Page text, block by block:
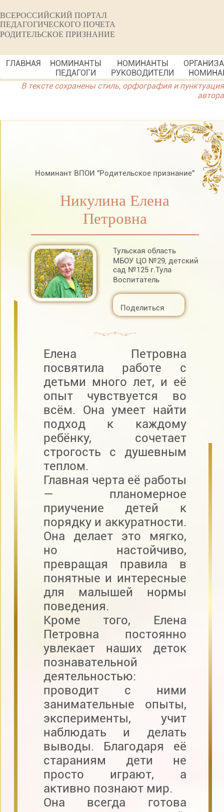
ВСЕРОССИЙСКИЙ ПОРТАЛ
ПЕДАГОГИЧЕСКОГО ПОЧЕТА
РОДИТЕЛЬСКОЕ ПРИЗНАНИЕ
ГЛАВНАЯ
НОМИНАНТЫ
ПЕДАГОГИ
НОМИНАНТЫ
РУКОВОДИТЕЛИ
В тексте сохранены стиль, орфография и пунктуация
автора
Номинант ВПОИ "Родительское признание"
Никулина Елена
Петровна
Тульская область
МБОУ ЦО №29, детский
сад №125 г.Тула
Воспитатель
Поделиться
Елена Петровна
посвятила работе с
детьми много лет, и её
опыт чувствуется во
всём. Она умеет найти
подход к каждому
ребёнку, сочетает
строгость с душевным
теплом.
Главная черта её работы
— планомерное
приучение детей к
порядку и аккуратности.
Она делает это мягко,
но настойчиво,
превращая правила в
понятные и интересные
для малышей нормы
поведения.
Кроме того, Елена
Петровна постоянно
увлекает наших деток
познавательной
деятельностью:
проводит с ними
занимательные опыты,
эксперименты, учит
наблюдать и делать
выводы. Благодаря её
стараниям дети не
просто играют, а
активно познают мир.
Она всегда готова